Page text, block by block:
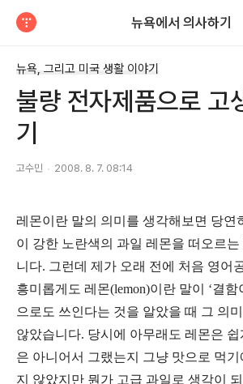
뉴욕에서 의사하기
뉴욕, 그리고 미국 생활 이야기
불량 전자제품으로 고
기
고수민 2008. 8. 7. 08:14
레몬이란 말의 의미를 생각해보면 당연
이 강한 노란색의 과일 레몬을 떠오르
니다. 그런데 제가 오래 전에 처음 영어
흥미롭게도 레몬(lemon)이란 말이 ‘결함
으로도 쓰인다는 것을 알았을 때 그 의
않았습니다. 당시에 아무래도 레몬은
은 아니어서 그랬는지 그냥 맛으로 먹
지 않았지만 뭔가 고급 과일로 생각이